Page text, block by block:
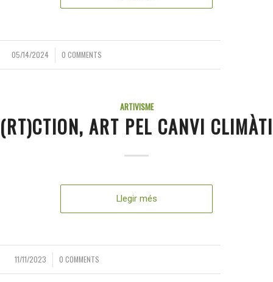
05/14/2024
/ 0 COMMENTS
ARTIVISME
ART PEL CANVI
Llegir més
11/11/2023
/ 0 COMMENTS